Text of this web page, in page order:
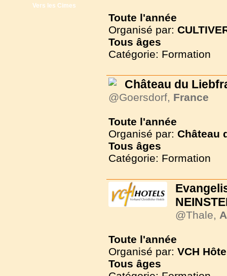
Vers les Cimes
Toute l'année
Organisé par:
Tous âges
Catégorie: Formation
Château du
@Goersdorf, France
Toute l'année
Organisé par: Château
Tous âges
Catégorie: Formation
@Thale,
Toute l'année
Organisé par: VCH
Tous âges